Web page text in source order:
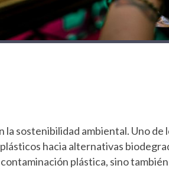
la sostenibilidad ambiental. Uno de
hacia alternativas
plástica, sino